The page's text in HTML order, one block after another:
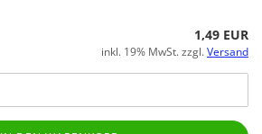
1,49 EUR
inkl. 19% MwSt. zzgl.Versand